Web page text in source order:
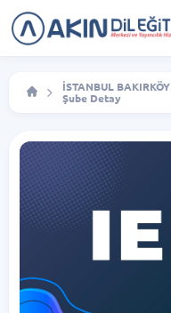
İSTANBUL BAKIRKÖY
Şube Detay